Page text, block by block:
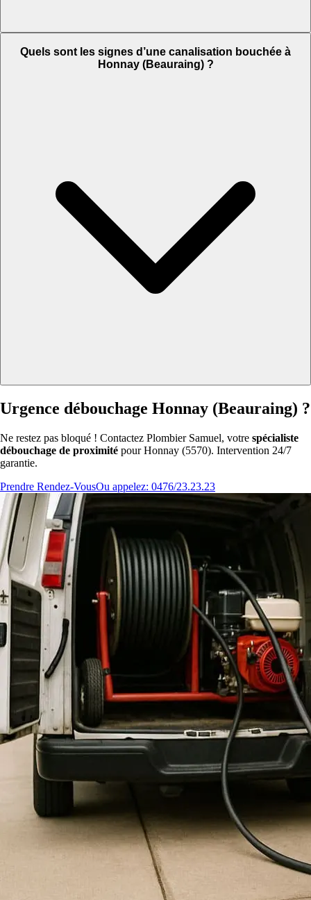
Quels sont les signes d’une canalisation bouchée à
Honnay (Beauraing) ?
Urgence débouchage Honnay (Beauraing) ?
Ne restez pas bloqué ! Contactez Plombier Samuel, votre spécialiste
débouchage de proximité pour Honnay (5570). Intervention 24/7
garantie.
Prendre Rendez-VousOu appelez: 0476/23.23.23